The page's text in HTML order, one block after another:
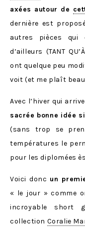
axées autour de
dernière est
autres pièces qui
d’ailleurs (TANT
ont quelque peu
voit (et me plaît
Avec l’hiver qui
sacrée bonne idée
(sans trop se
températures le
pour les diplomées
Voici donc un
« le jour » comme
incroyable short
collection Coralie